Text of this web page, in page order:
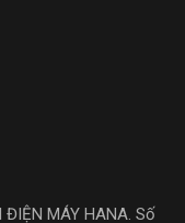
chế độ âm
trình của bạn
MÁY HANA. Số